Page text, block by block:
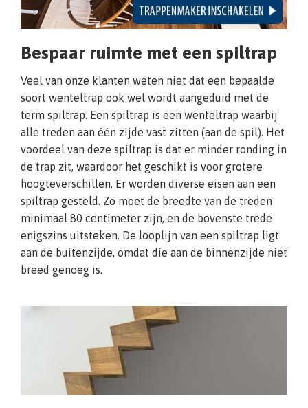
Bespaar ruimte met een spiltrap
Veel van onze klanten weten niet dat een bepaalde
soort wenteltrap ook wel wordt aangeduid met de
term spiltrap. Een spiltrap is een wenteltrap waarbij
alle treden aan één zijde vast zitten (aan de spil). Het
voordeel van deze spiltrap is dat er minder ronding in
de trap zit, waardoor het geschikt is voor grotere
hoogteverschillen. Er worden diverse eisen aan een
spiltrap gesteld. Zo moet de breedte van de treden
minimaal 80 centimeter zijn, en de bovenste trede
enigszins uitsteken. De looplijn van een spiltrap ligt
aan de buitenzijde, omdat die aan de binnenzijde niet
breed genoeg is.